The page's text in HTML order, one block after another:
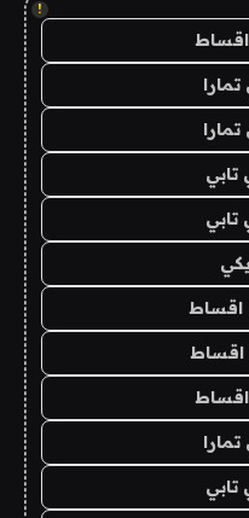
!
اقساط
اقساط